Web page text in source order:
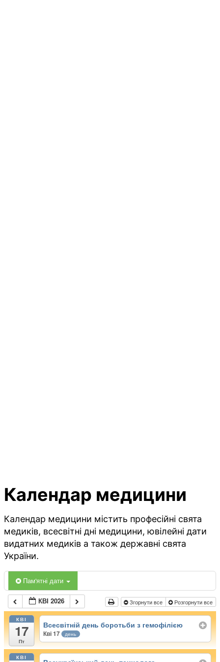
Календар медицини
Календар медицини містить професійні свята
медиків, всесвітні дні медицини, ювілейні дати
видатних медиків а також державні свята
України.
Пам'ятні дати
КВІ 2026 Згорнути все Розгорнути все
КВІ
17
Пт
Всесвітній день боротьби з гемофілією
Кві 17 день
КВІ